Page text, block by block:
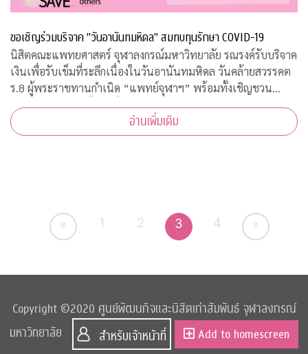
ขอเชิญร่วมบริจาค "วันอานันทมหิดล" สมทบทุนรักษา COVID-19
นิสิตคณะแพทยศาสตร์ จุฬาลงกรณ์มหาวิทยาลัย รณรงค์รับบริจาค
เงินเพื่อรับเข็มที่ระลึกเนื่องในวันอานันทมหิดล วันคล้ายสวรรคต
ร.8 ผู้พระราชทานกำเนิด “แพทย์จุฬาฯ” พร้อมทั้งเชิญชวน
ประชาชนสั่งจองเสื้อยืดที่ระลึก รายได้สมทบทุนโครงการป้องกัน
และรักษา COVID-19
อ่านเพิ่มเติม
« 1 2 3 4 »
Copyright ©2020 ศูนย์พัฒนกิจและนิสิตเก่าสัมพันธ์ จุฬาลงกรณ์
มหาวิทยาลัย
สำหรับเจ้าหน้าที่ Add to homescreen